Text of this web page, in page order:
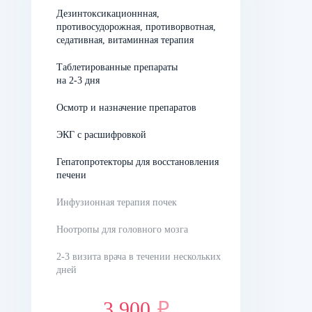
Лечение ишемической болезни сердца
назначаются для введения лекарств, которые улучшают
препараты для расширения коронарных сосудов или
сердечной ткани. Внутривенное введение позволяет
острого состояния.
Профилактика осложнений
Пациенты с высоким риском сердечно-сосудистых
заболеваний, такие как страдающие сахарным диабетом
или имеющие семейный анамнез, могут использовать
Дезинтоксикационнная,
противосудорожная, противорвотная,
седативная, витаминная терапия
Таблетированные препараты
на 2-3 дня
Осмотр и назначение препаратов
ЭКГ с расшифровкой
Гепатопротекторы для восстановления
печени
Инфузионная терапия почек
Ноотропы для головного мозга
2-3 визита врача в течении нескольких
дней